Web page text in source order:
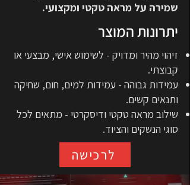
שמירה על מראה טקטי ומקצועי.
יתרונות המוצר
זיהוי מהיר ומדויק - לשימוש אישי, מבצעי או
קבוצתי.
עמידות גבוהה - עמידות למים, חום, שחיקה
ותנאים קשים.
שילוב מראה טקטי ודיסקרטי - מתאים לכל
סוגי הנשקים והציוד.
לרכישה